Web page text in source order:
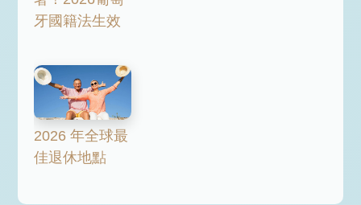
牙國籍法生效
2026 年全球最
佳退休地點